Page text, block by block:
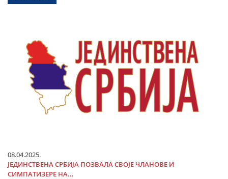
08.04.2025.
ЈЕДИНСТВЕНА СРБИЈА ПОЗВАЛА СВОЈЕ ЧЛАНОВЕ И
СИМПАТИЗЕРЕ НА...